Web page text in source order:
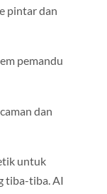
pintar dan
pemandu
dan
untuk
tiba-tiba. AI